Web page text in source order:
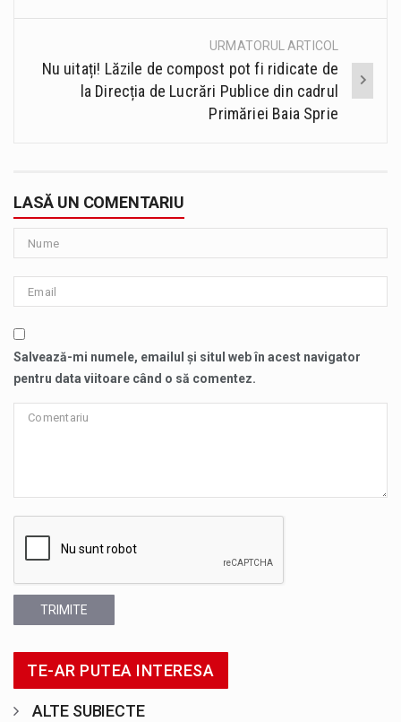
URMATORUL ARTICOL
Nu uitați! Lăzile de compost pot fi ridicate de
la Direcția de Lucrări Publice din cadrul
Primăriei Baia Sprie
LASĂ UN COMENTARIU
Salvează-mi numele, emailul și situl web în acest navigator
pentru data viitoare când o să comentez.
TRIMITE
TE-AR PUTEA INTERESA
ALTE SUBIECTE